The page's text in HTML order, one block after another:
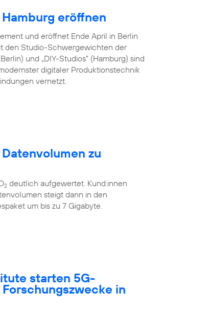
eröffnen
und eröffnet Ende April in Berlin
den Studio-Schwergewichten der
und „DIY-Studios” (Hamburg) sind
digitaler Produktionstechnik
vernetzt.
zu
2 deutlich aufgewertet. Kund:innen
steigt dann in den
um bis zu 7 Gigabyte.
starten 5G-
in